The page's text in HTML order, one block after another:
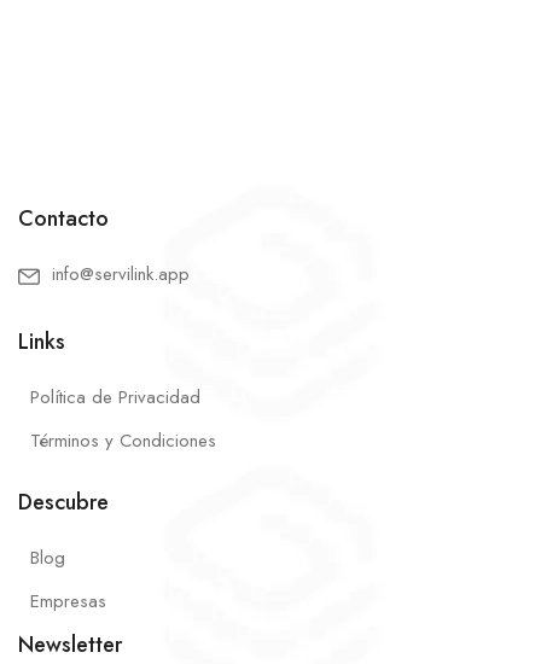
Contacto
info@servilink.app
Links
Política de Privacidad
Términos y Condiciones
Descubre
Blog
Empresas
Newsletter